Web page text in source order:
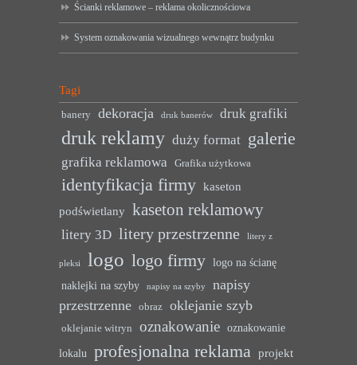
Ścianki reklamowe – reklama okolicznościowa
System oznakowania wizualnego wewnątrz budynku
Tagi
banery dekoracja druk banerów druk grafiki
druk reklamy duży format galerie
grafika reklamowa Grafika użytkowa
identyfikacja firmy kaseton
podświetlany kaseton reklamowy
litery 3D litery przestrzenne litery z
pleksi logo logo firmy logo na ścianę
naklejki na szyby
napisy na szyby
napisy
przestrzenne
obraz oklejanie szyb
oklejanie witryn oznakowanie oznakowanie
lokalu profesjonalna reklama projekt